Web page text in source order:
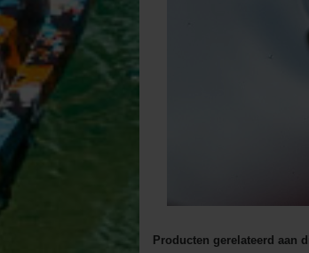
Producten gerelateerd aan